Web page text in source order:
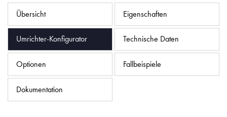
Übersicht Eigenschaften
Umrichter-Konfigurator Technische Daten
Optionen Fallbeispiele
Dokumentation
Datenschutzrichtlinie
Sitemap